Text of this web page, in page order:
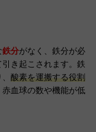
鉄分がなく、鉄分が必
き起こされます。鉄
酸素を運搬する役割
血球の数や機能が低